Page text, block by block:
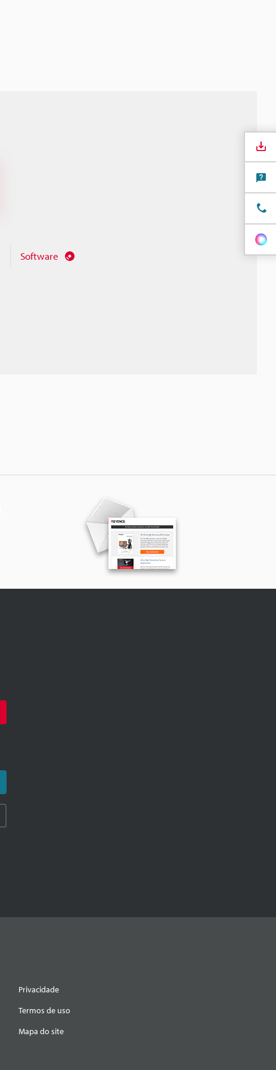
Software
Privacidade
Termos de uso
Mapa do site